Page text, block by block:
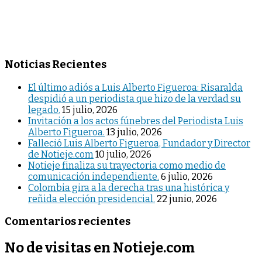
Noticias Recientes
El último adiós a Luis Alberto Figueroa: Risaralda
despidió a un periodista que hizo de la verdad su
legado. 15 julio, 2026
Invitación a los actos fúnebres del Periodista Luis
Alberto Figueroa. 13 julio, 2026
Falleció Luis Alberto Figueroa, Fundador y Director
de Notieje.com 10 julio, 2026
Notieje finaliza su trayectoria como medio de
comunicación independiente. 6 julio, 2026
Colombia gira a la derecha tras una histórica y
reñida elección presidencial. 22 junio, 2026
Comentarios recientes
No de visitas en Notieje.com